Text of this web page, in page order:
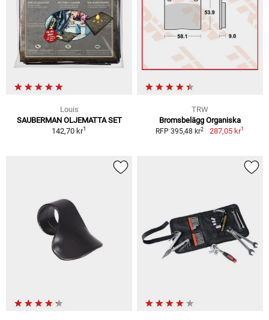
Louis
SAUBERMAN OLJEMATTA SET
142,70 kr1
TRW
Bromsbelägg Organiska
RFP 395,48 kr2 287,05 kr1